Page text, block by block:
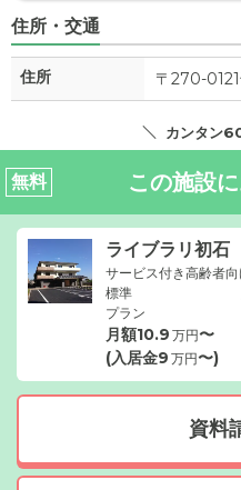
住所・交通
住所 〒270-
カンタン
無料 この施設
ライブラリ初石
サービス付き高齢者
標準
プラン
月額10.9 万円〜
(入居金9 万円〜)
資料